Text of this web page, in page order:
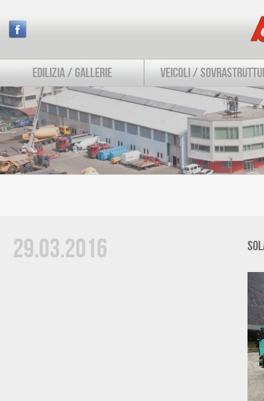
EDILIZIA / GALLERIE VEICOLI /
29.03.2016